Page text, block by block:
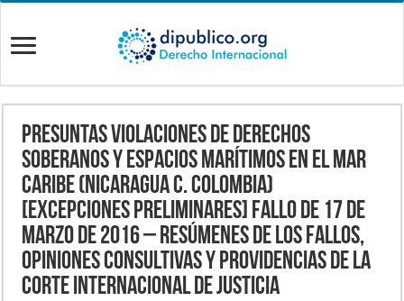
PRESUNTAS VIOLACIONES DE DERECHOS
SOBERANOS Y ESPACIOS MARÍTIMOS EN EL MAR
CARIBE (NICARAGUA c. COLOMBIA)
[EXCEPCIONES PRELIMINARES] Fallo de 17 de
marzo de 2016 – Resúmenes de los fallos,
opiniones consultivas y providencias de la
Corte Internacional de Justicia